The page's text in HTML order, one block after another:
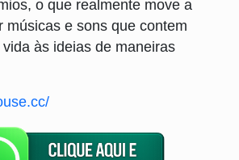
o que realmente move a
músicas e sons que contem
às ideias de maneiras